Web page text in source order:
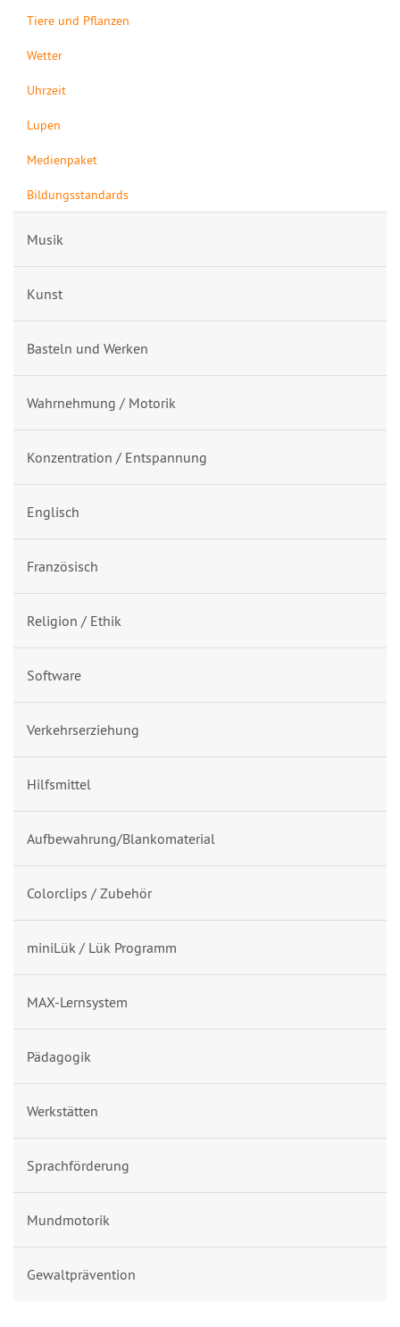
Tiere und Pflanzen
Wetter
Uhrzeit
Lupen
Medienpaket
Bildungsstandards
Musik
Kunst
Basteln und Werken
Wahrnehmung / Motorik
Konzentration / Entspannung
Englisch
Französisch
Religion / Ethik
Software
Verkehrserziehung
Hilfsmittel
Aufbewahrung/Blankomaterial
Colorclips / Zubehör
miniLük / Lük Programm
MAX-Lernsystem
Pädagogik
Werkstätten
Sprachförderung
Mundmotorik
Gewaltprävention